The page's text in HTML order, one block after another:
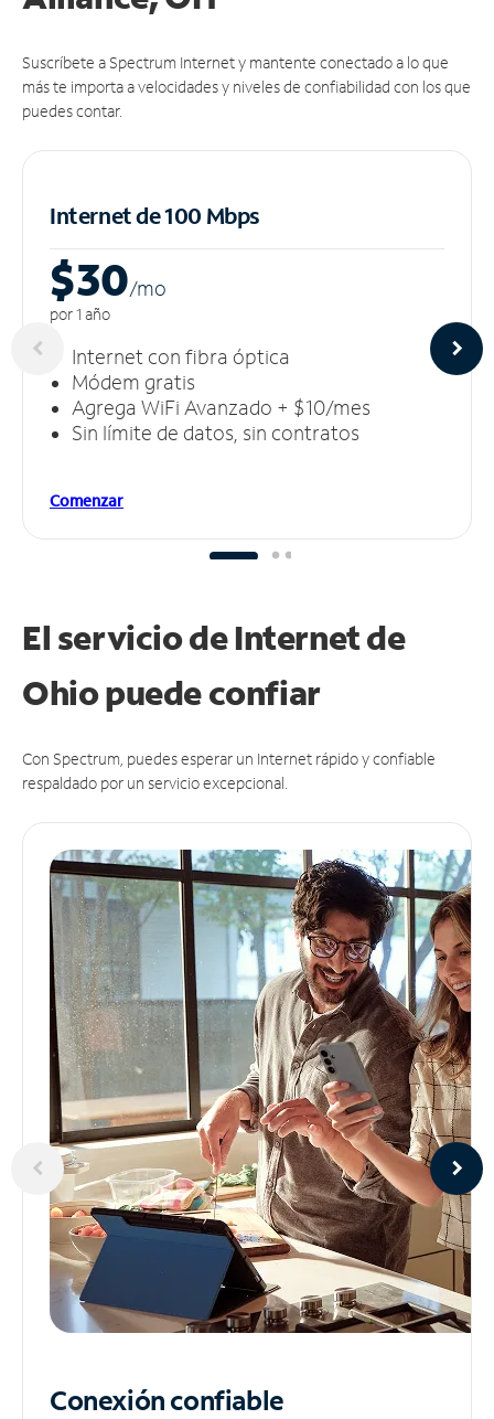
Suscríbete a Spectrum Internet y mantente conectado a lo que
más te importa a velocidades y niveles de confiabilidad con los que
puedes contar.
Internet de 100 Mbps
$30/mo
por 1 año
Internet con fibra óptica
Módem gratis
Agrega WiFi Avanzado + $10/mes
Sin límite de datos, sin contratos
Comenzar
El servicio de Internet de
Ohio puedeconfiar
Con Spectrum, puedes esperar un Internet rápido y confiable
respaldado por un servicio excepcional.
Conexión confiable